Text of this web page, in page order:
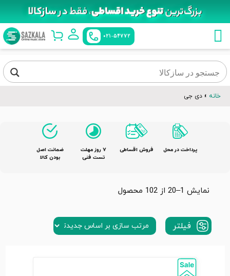
021-54772
خانه »دی جی
پرداخت در محل فروش اقساطی
٧ روز مهلت
تست فنی
ضمانت اصل
بودن کالا
نمایش 1–20 از 102 محصول
فیلتر